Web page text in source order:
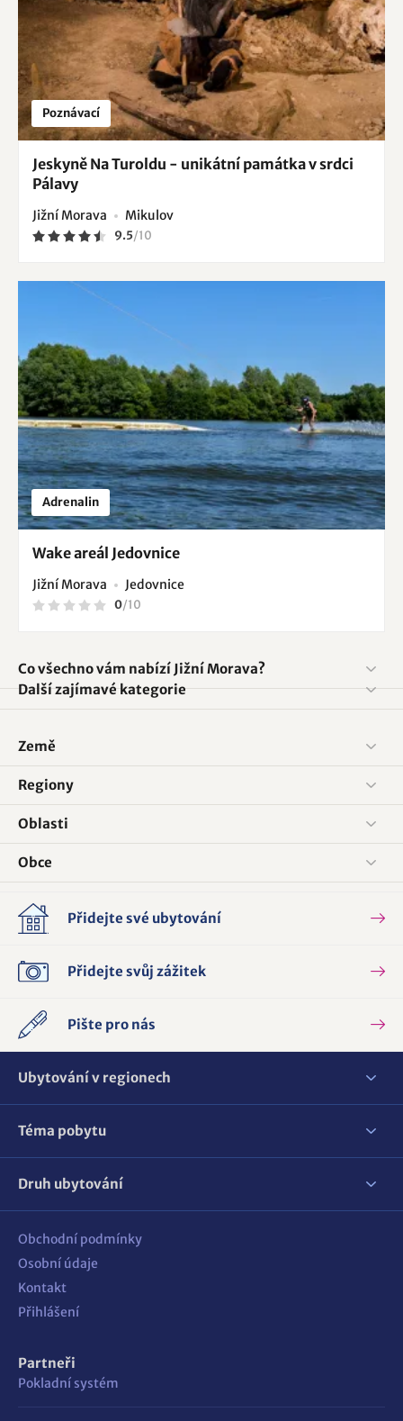
Poznávací
Jeskyně Na Turoldu - unikátní památka v srdci
Pálavy
Jižní Morava Mikulov
9.5/10
Adrenalin
Wake areál Jedovnice
Jižní Morava Jedovnice
0/10
Co všechno vám nabízí Jižní Morava?
Další zajímavé kategorie
Země
Regiony
Oblasti
Obce
Přidejte své ubytování
Přidejte svůj zážitek
Pište pro nás
Ubytování v regionech
Téma pobytu
Druh ubytování
Obchodní podmínky
Osobní údaje
Kontakt
Přihlášení
Partneři
Pokladní systém